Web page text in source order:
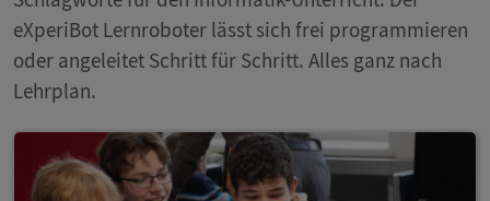
eXperiBot Lernroboter lässt sich frei programmieren
oder angeleitet Schritt für Schritt. Alles ganz nach
Lehrplan.